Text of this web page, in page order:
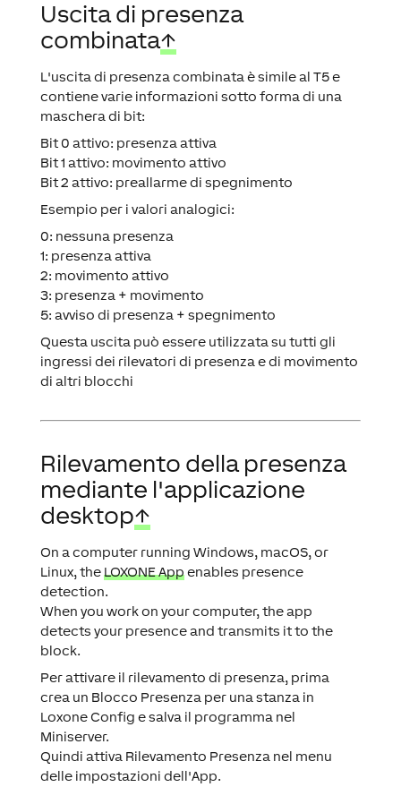
Uscita di presenza
combinata↑
L'uscita di presenza combinata è simile al T5 e
contiene varie informazioni sotto forma di una
maschera di bit:
Bit 0 attivo: presenza attiva
Bit 1 attivo: movimento attivo
Bit 2 attivo: preallarme di spegnimento
Esempio per i valori analogici:
0: nessuna presenza
1: presenza attiva
2: movimento attivo
3: presenza + movimento
5: avviso di presenza + spegnimento
Questa uscita può essere utilizzata su tutti gli
ingressi dei rilevatori di presenza e di movimento
di altri blocchi
Rilevamento della presenza
mediante l'applicazione
desktop↑
On a computer running Windows, macOS, or
Linux, theLOXONE Appenables presence
detection.
When you work on your computer, the app
detects your presence and transmits it to the
block.
Per attivare il rilevamento di presenza, prima
crea un Blocco Presenza per una stanza in
Loxone Config e salva il programma nel
Miniserver.
Quindi attiva Rilevamento Presenza nel menu
delle impostazioni dell'App.